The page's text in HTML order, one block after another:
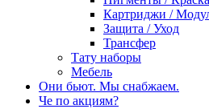
Картриджи /
Защита / Уход
Трансфер
Тату наборы
Мебель
Они бьют. Мы снабжаем.
Че по акциям?